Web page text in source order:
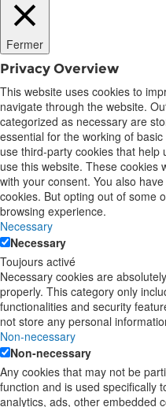
Fermer
Privacy Overview
This website uses cookies to
navigate through the website.
categorized as necessary are
essential for the working of
use third-party cookies that help
use this website. These cookies
with your consent. You also
cookies. But opting out of some
browsing experience.
Necessary
Necessary
Toujours activé
Necessary cookies are
properly. This category only
functionalities and security
not store any personal
Non-necessary
Non-necessary
Any cookies that may not be
function and is used specifically
analytics, ads, other embedded